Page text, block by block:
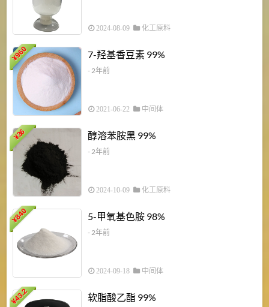
2024-08-09 化工原料
¥
960 7-羟基香豆素 99%
- 2年前
2021-06-22 中间体
¥
36 醇溶苯胺黑 99%
- 2年前
2024-10-09 化工原料
¥
840 5-甲氧基色胺 98%
- 2年前
2024-09-18 中间体
¥
43.2 软脂酸乙酯 99%